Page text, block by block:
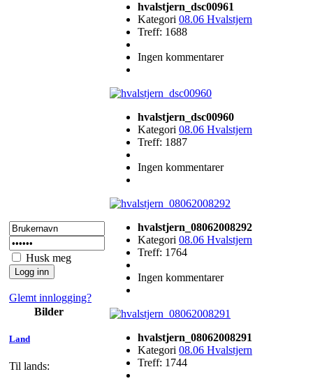
Husk meg
Glemt innlogging?
Bilder
Land
Til lands:
hvalstjern_dsc00961
Kategori 08.06 Hvalstjern
Treff: 1688
Ingen kommentarer
hvalstjern_dsc00960
Kategori 08.06 Hvalstjern
Treff: 1887
Ingen kommentarer
hvalstjern_08062008292
Kategori 08.06 Hvalstjern
Treff: 1764
Ingen kommentarer
hvalstjern_08062008291
Kategori 08.06 Hvalstjern
Treff: 1744